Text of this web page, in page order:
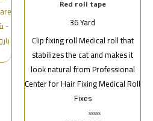
Red roll tape
36 Yard
Clip fixing roll Medical roll that
stabilizes the cat and makes it
look natural from Professional
Center for Hair Fixing Medical Roll
Fixes